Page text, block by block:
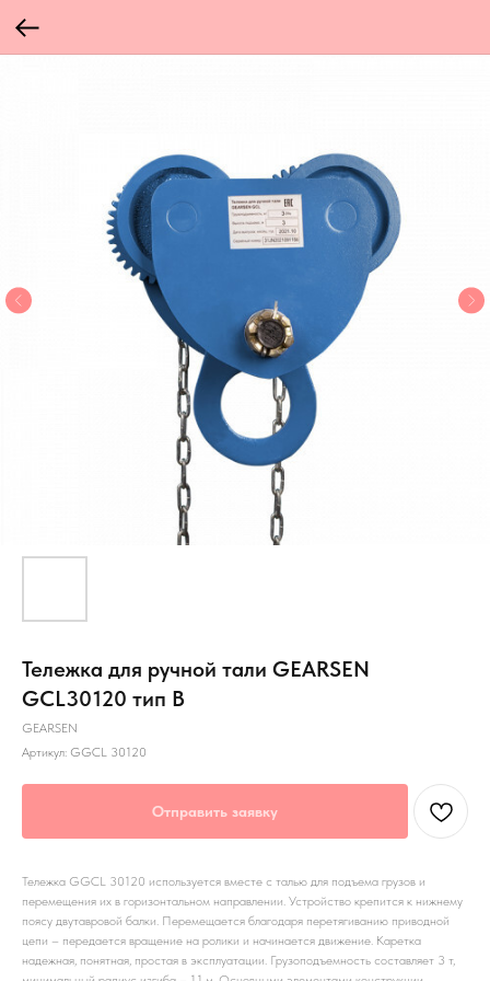
Тележка для ручной тали GEARSEN
GCL30120 тип B
GEARSEN
Артикул: GGCL 30120
Отправить заявку
Тележка GGCL 30120 используется вместе с талью для подъема грузов и
перемещения их в горизонтальном направлении. Устройство крепится к нижнему
поясу двутавровой балки. Перемещается благодаря перетягиванию приводной
цепи – передается вращение на ролики и начинается движение. Каретка
надежная, понятная, простая в эксплуатации. Грузоподъемность составляет 3 т,